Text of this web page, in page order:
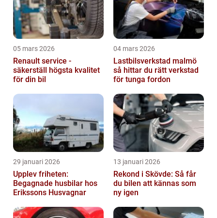
05 mars 2026
Renault service -
säkerställ högsta kvalitet
för din bil
04 mars 2026
Lastbilsverkstad malmö
så hittar du rätt verkstad
för tunga fordon
29 januari 2026
Upplev friheten:
Begagnade husbilar hos
Erikssons Husvagnar
13 januari 2026
Rekond i Skövde: Så får
du bilen att kännas som
ny igen